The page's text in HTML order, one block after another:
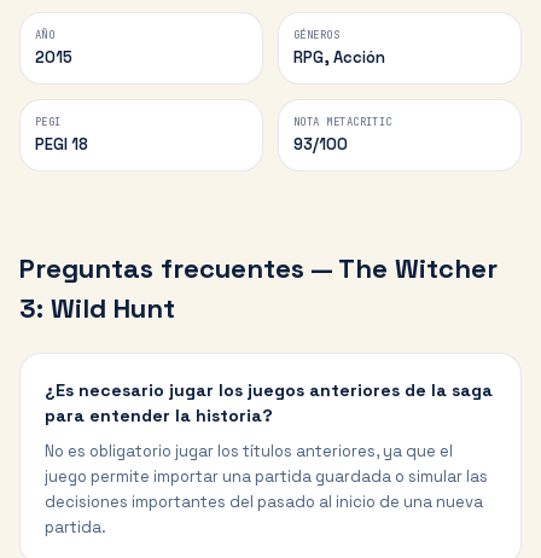
AÑO
2015
GÉNEROS
RPG, Acción
PEGI
PEGI 18
NOTA METACRITIC
93/100
Preguntas frecuentes — The Witcher
3: Wild Hunt
¿Es necesario jugar los juegos anteriores de la saga
para entender la historia?
No es obligatorio jugar los títulos anteriores, ya que el
juego permite importar una partida guardada o simular las
decisiones importantes del pasado al inicio de una nueva
partida.